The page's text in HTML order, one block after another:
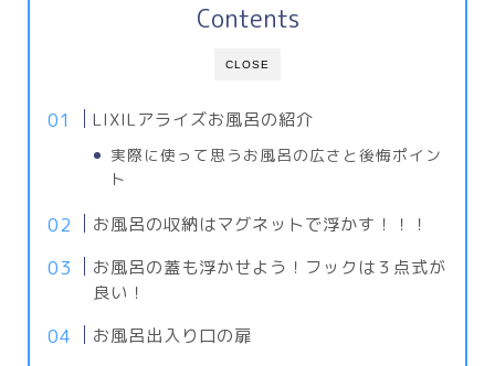
CLOSE
Contents
LIXILアライズお風呂の紹介
実際に使って思うお風呂の広さと後悔ポイン
ト
お風呂の収納はマグネットで浮かす！！！
お風呂の蓋も浮かせよう！フックは３点式が
良い！
お風呂出入り口の扉